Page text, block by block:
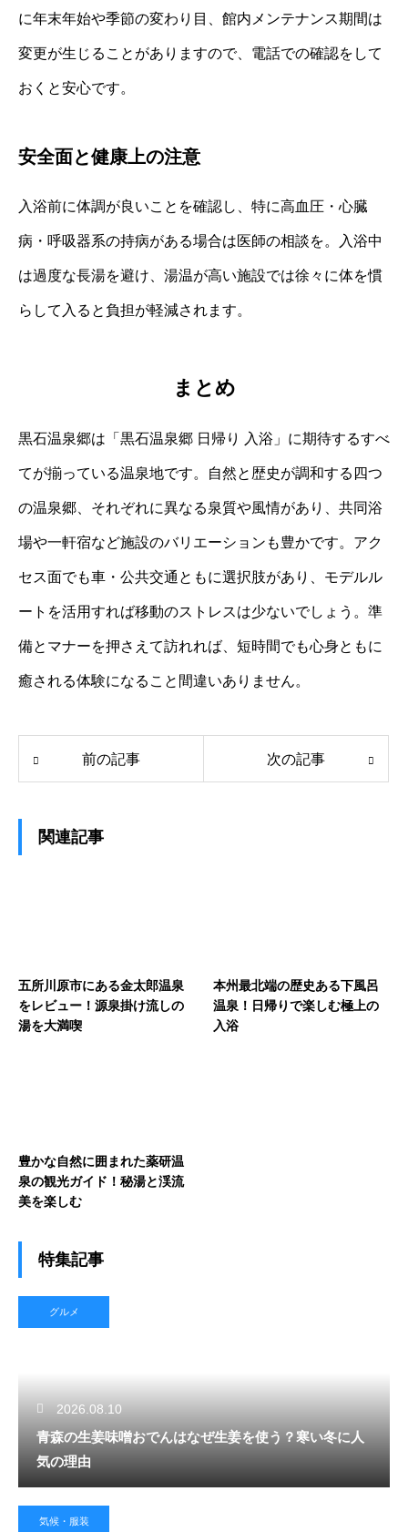
に年末年始や季節の変わり目、館内メンテナンス期間は
変更が生じることがありますので、電話での確認をして
おくと安心です。
安全面と健康上の注意
入浴前に体調が良いことを確認し、特に高血圧・心臓
病・呼吸器系の持病がある場合は医師の相談を。入浴中
は過度な長湯を避け、湯温が高い施設では徐々に体を慣
らして入ると負担が軽減されます。
まとめ
黒石温泉郷は「黒石温泉郷 日帰り 入浴」に期待するすべ
てが揃っている温泉地です。自然と歴史が調和する四つ
の温泉郷、それぞれに異なる泉質や風情があり、共同浴
場や一軒宿など施設のバリエーションも豊かです。アク
セス面でも車・公共交通ともに選択肢があり、モデルル
ートを活用すれば移動のストレスは少ないでしょう。準
備とマナーを押さえて訪れれば、短時間でも心身ともに
癒される体験になること間違いありません。
前の記事 次の記事
関連記事
五所川原市にある金太郎温泉
をレビュー！源泉掛け流しの
湯を大満喫
本州最北端の歴史ある下風呂
温泉！日帰りで楽しむ極上の
入浴
豊かな自然に囲まれた薬研温
泉の観光ガイド！秘湯と渓流
美を楽しむ
特集記事
グルメ
2026.08.10
青森の生姜味噌おでんはなぜ生姜を使う？寒い冬に人
気の理由
気候・服装